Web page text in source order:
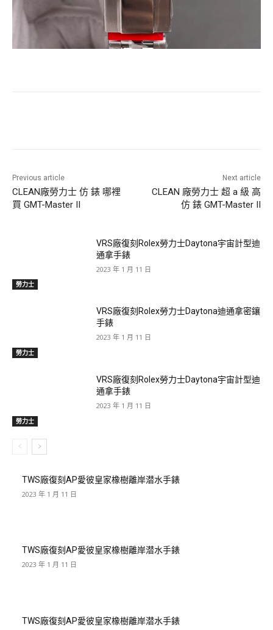
Previous article
CLEAN廠勞力士 仿 錶 哪裡
買 GMT-Master II
Next article
CLEAN 廠勞力士 超 a 級 高
仿 錶 GMT-Master II
勞力士
VRS廠復刻Rolex勞力士Daytona宇宙計型迪
通拿手錶
2023 年 1 月 11 日
勞力士
VRS廠復刻Rolex勞力士Daytona迪通拿密鑲
手錶
2023 年 1 月 11 日
勞力士
VRS廠復刻Rolex勞力士Daytona宇宙計型迪
通拿手錶
2023 年 1 月 11 日
TWS廠復刻AP愛彼皇家橡樹離岸潜水手錶
2023 年 1 月 11 日
TWS廠復刻AP愛彼皇家橡樹離岸潜水手錶
2023 年 1 月 11 日
TWS廠復刻AP愛彼皇家橡樹離岸潜水手錶